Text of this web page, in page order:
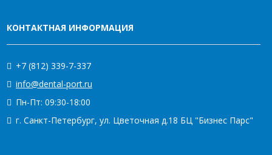
КОНТАКТНАЯ ИНФОРМАЦИЯ
+7 (812) 339-7-337
info@dental-port.ru
Пн-Пт: 09:30-18:00
г. Санкт-Петербург, ул. Цветочная д.18 БЦ "Бизнес Парс"